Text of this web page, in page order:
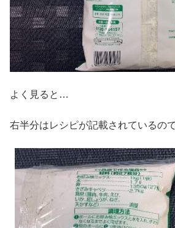
よく見ると…
右半分はレシピが記載されているの